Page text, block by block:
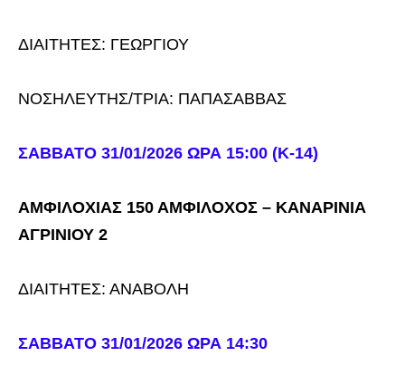
ΔΙΑΙΤΗΤΕΣ: ΓΕΩΡΓΙΟΥ
ΝΟΣΗΛΕΥΤΗΣ/ΤΡΙΑ: ΠΑΠΑΣΑΒΒΑΣ
ΣΑΒΒΑΤΟ 31/01/2026 ΩΡΑ 15:00 (Κ-14)
ΑΜΦΙΛΟΧΙΑΣ 150 ΑΜΦΙΛΟΧΟΣ – ΚΑΝΑΡΙΝΙΑ
ΑΓΡΙΝΙΟΥ 2
ΔΙΑΙΤΗΤΕΣ: ΑΝΑΒΟΛΗ
ΣΑΒΒΑΤΟ 31/01/2026 ΩΡΑ 14:30